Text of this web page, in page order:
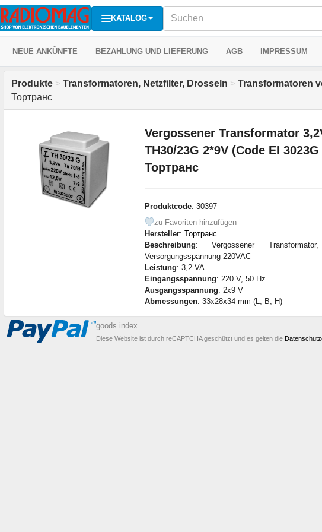
KATALOG
NEUE ANKÜNFTE BEZAHLUNG UND LIEFERUNG AGB IMPRESSUM
Produkte > Transformatoren, Netzfilter, Drosseln > Transformatoren
Тортранс
Vergossener Transformator
TH30/23G 2*9V (Code EI
Тортранс
Produktcode: 30397
zu Favoriten hinzufügen
Hersteller: Тортранс
Beschreibung: Vergossener
Versorgungsspannung 220VAC
Leistung: 3,2 VA
Eingangsspannung: 220 V, 50 Hz
Ausgangsspannung: 2x9 V
Abmessungen: 33x28x34 mm (L, B, H)
goods index
Diese Website ist durch reCAPTCHA geschützt und es gelten die